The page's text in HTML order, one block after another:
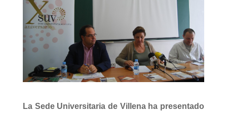
La Sede Universitaria de Villena ha presentado